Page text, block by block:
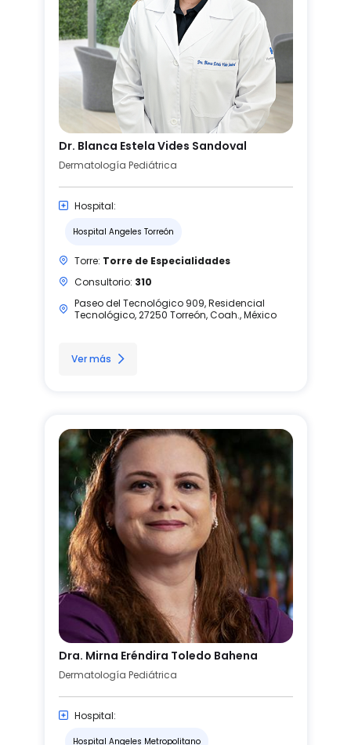
Dr. Blanca Estela Vides Sandoval
Dermatología Pediátrica
Hospital:
Hospital Angeles Torreón
Torre: Torre de Especialidades
Consultorio: 310
Paseo del Tecnológico 909, Residencial
Tecnológico, 27250 Torreón, Coah., México
Ver más
Dra. Mirna Eréndira Toledo Bahena
Dermatología Pediátrica
Hospital:
Hospital Angeles Metropolitano